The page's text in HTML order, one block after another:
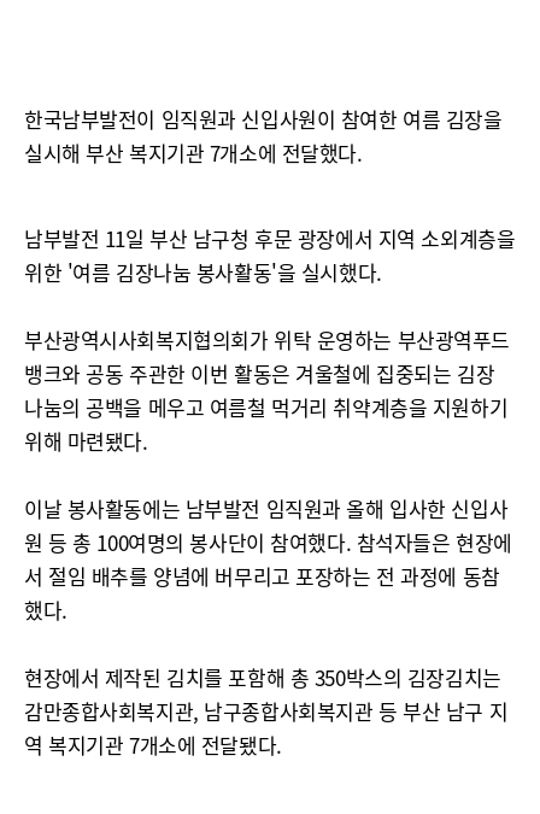
한국남부발전이 임직원과 신입사원이 참여한 여름 김장을
실시해 부산 복지기관 7개소에 전달했다.
남부발전 11일 부산 남구청 후문 광장에서 지역 소외계층을
위한 '여름 김장나눔 봉사활동'을 실시했다.
부산광역시사회복지협의회가 위탁 운영하는 부산광역푸드
뱅크와 공동 주관한 이번 활동은 겨울철에 집중되는 김장
나눔의 공백을 메우고 여름철 먹거리 취약계층을 지원하기
위해 마련됐다.
이날 봉사활동에는 남부발전 임직원과 올해 입사한 신입사
원 등 총 100여명의 봉사단이 참여했다. 참석자들은 현장에
서 절임 배추를 양념에 버무리고 포장하는 전 과정에 동참
했다.
현장에서 제작된 김치를 포함해 총 350박스의 김장김치는
감만종합사회복지관, 남구종합사회복지관 등 부산 남구 지
역 복지기관 7개소에 전달됐다.